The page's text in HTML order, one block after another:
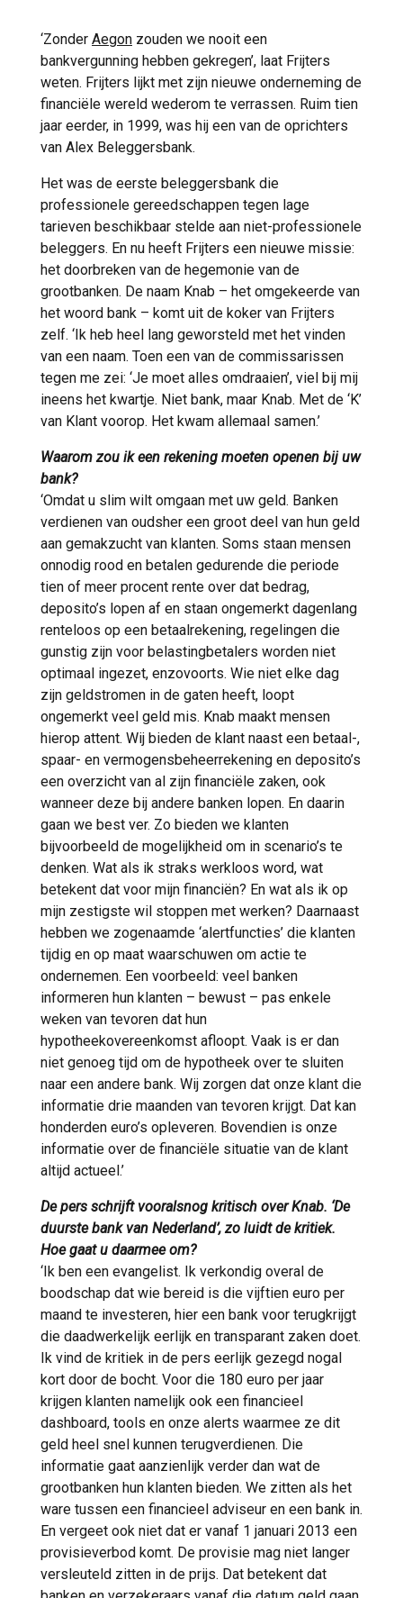
‘Zonder Aegon zouden we nooit een
bankvergunning hebben gekregen’, laat Frijters
weten. Frijters lijkt met zijn nieuwe onderneming de
financiële wereld wederom te verrassen. Ruim tien
jaar eerder, in 1999, was hij een van de oprichters
van Alex Beleggersbank.
Het was de eerste beleggersbank die
professionele gereedschappen tegen lage
tarieven beschikbaar stelde aan niet-professionele
beleggers. En nu heeft Frijters een nieuwe missie:
het doorbreken van de hegemonie van de
grootbanken. De naam Knab – het omgekeerde van
het woord bank – komt uit de koker van Frijters
zelf. ‘Ik heb heel lang geworsteld met het vinden
van een naam. Toen een van de commissarissen
tegen me zei: ‘Je moet alles omdraaien’, viel bij mij
ineens het kwartje. Niet bank, maar Knab. Met de ‘K’
van Klant voorop. Het kwam allemaal samen.’
Waarom zou ik een rekening moeten openen bij uw
bank?
‘Omdat u slim wilt omgaan met uw geld. Banken
verdienen van oudsher een groot deel van hun geld
aan gemakzucht van klanten. Soms staan mensen
onnodig rood en betalen gedurende die periode
tien of meer procent rente over dat bedrag,
deposito’s lopen af en staan ongemerkt dagenlang
renteloos op een betaalrekening, regelingen die
gunstig zijn voor belastingbetalers worden niet
optimaal ingezet, enzovoorts. Wie niet elke dag
zijn geldstromen in de gaten heeft, loopt
ongemerkt veel geld mis. Knab maakt mensen
hierop attent. Wij bieden de klant naast een betaal-,
spaar- en vermogensbeheerrekening en deposito’s
een overzicht van al zijn financiële zaken, ook
wanneer deze bij andere banken lopen. En daarin
gaan we best ver. Zo bieden we klanten
bijvoorbeeld de mogelijkheid om in scenario’s te
denken. Wat als ik straks werkloos word, wat
betekent dat voor mijn financiën? En wat als ik op
mijn zestigste wil stoppen met werken? Daarnaast
hebben we zogenaamde ‘alertfuncties’ die klanten
tijdig en op maat waarschuwen om actie te
ondernemen. Een voorbeeld: veel banken
informeren hun klanten – bewust – pas enkele
weken van tevoren dat hun
hypotheekovereenkomst afloopt. Vaak is er dan
niet genoeg tijd om de hypotheek over te sluiten
naar een andere bank. Wij zorgen dat onze klant die
informatie drie maanden van tevoren krijgt. Dat kan
honderden euro’s opleveren. Bovendien is onze
informatie over de financiële situatie van de klant
altijd actueel.’
De pers schrijft vooralsnog kritisch over Knab. ‘De
duurste bank van Nederland’, zo luidt de kritiek.
Hoe gaat u daarmee om?
‘Ik ben een evangelist. Ik verkondig overal de
boodschap dat wie bereid is die vijftien euro per
maand te investeren, hier een bank voor terugkrijgt
die daadwerkelijk eerlijk en transparant zaken doet.
Ik vind de kritiek in de pers eerlijk gezegd nogal
kort door de bocht. Voor die 180 euro per jaar
krijgen klanten namelijk ook een financieel
dashboard, tools en onze alerts waarmee ze dit
geld heel snel kunnen terugverdienen. Die
informatie gaat aanzienlijk verder dan wat de
grootbanken hun klanten bieden. We zitten als het
ware tussen een financieel adviseur en een bank in.
En vergeet ook niet dat er vanaf 1 januari 2013 een
provisieverbod komt. De provisie mag niet langer
versleuteld zitten in de prijs. Dat betekent dat